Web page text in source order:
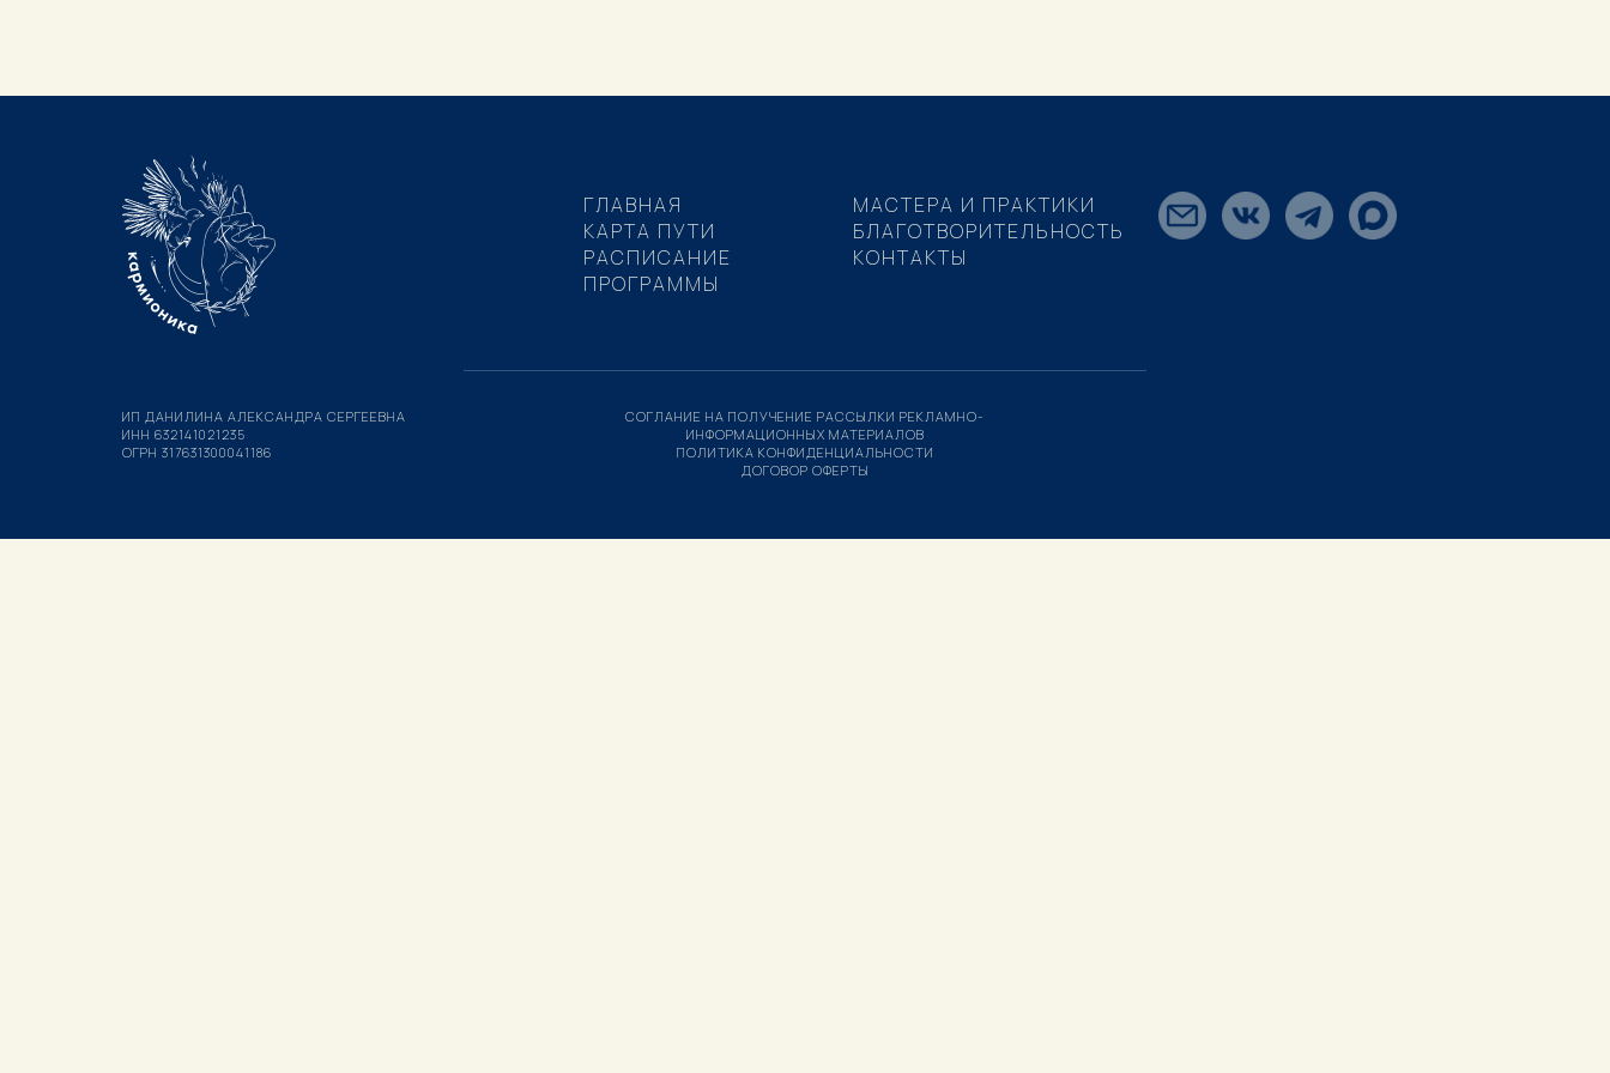
ГЛАВНАЯ
КАРТА ПУТИ
РАСПИСАНИЕ
ПРОГРАММЫ
МАСТЕРА И ПРАКТИКИ
БЛАГОТВОРИТЕЛЬНОСТЬ
КОНТАКТЫ
ИП ДАНИЛИНА АЛЕКСАНДРА СЕРГЕЕВНА
ИНН 632141021235
ОГРН 317631300041186
СОГЛАНИЕ НА ПОЛУЧЕНИЕ РАССЫЛКИ РЕКЛАМНО-
ИНФОРМАЦИОННЫХ МАТЕРИАЛОВ
ПОЛИТИКА КОНФИДЕНЦИАЛЬНОСТИ
ДОГОВОР ОФЕРТЫ